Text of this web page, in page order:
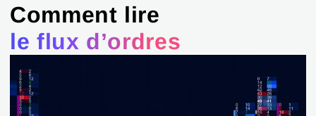
Comment lire
le flux d’ordres